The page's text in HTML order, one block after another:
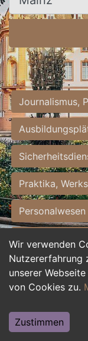
Wir verwenden
Nutzererfahrung
unserer
von Cookies zu.
Zustimmen
Journalismus,
Praktika,
Personalwesen
Hilfskräfte,
Einkauf,
Weiterbildung,
Tourismus